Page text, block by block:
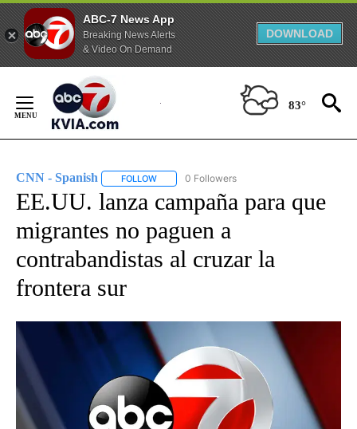
ABC-7 News App
Breaking News Alerts
& Video On Demand
DOWNLOAD
Content
83°
CNN - Spanish FOLLOW FOLLOW "CNN - SPANISH" TO RECEIVE
0 Followers
EE.UU. lanza campaña para que
migrantes no paguen a
contrabandistas al cruzar la
frontera sur